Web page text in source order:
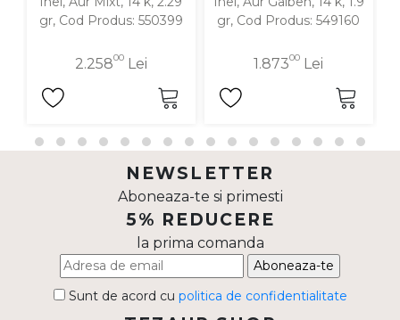
gr, Cod Produs: 550399
2.25800Lei
gr, Cod Produs: 549160
1.87300 Lei
NEWSLETTER
Aboneaza-te si primesti
5% REDUCERE
la prima comanda
Aboneaza-te
Sunt de acord cu politica de confidentialitate